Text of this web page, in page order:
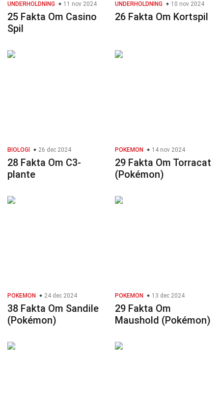
UNDERHOLDNING 11 nov 2024
25 Fakta Om Casino
Spil
UNDERHOLDNING 10 nov 2024
26 Fakta Om Kortspil
BIOLOGI 26 dec 2024
28 Fakta Om C3-
plante
POKEMON 14 nov 2024
29 Fakta Om Torracat
(Pokémon)
POKEMON 24 dec 2024
38 Fakta Om Sandile
(Pokémon)
POKEMON 13 dec 2024
29 Fakta Om
Maushold (Pokémon)